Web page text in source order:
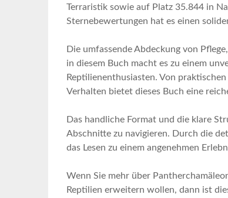
Terraristik sowie auf Platz 35.844 in
Sternebewertungen hat es einen
Die umfassende Abdeckung von
in diesem Buch macht es zu einem
Reptilienenthusiasten. Von
⁢Verhalten bietet dieses Buch eine
Das handliche Format und die klare
Abschnitte zu navigieren. Durch die
das Lesen zu ‍einem angenehmen
Wenn Sie mehr über
Reptilien ⁤erweitern wollen, dann ist